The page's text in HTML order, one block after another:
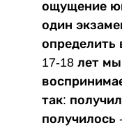
ощущение
один
17-18 лет
так:
получилось